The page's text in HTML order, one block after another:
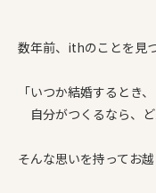
数年前、ithのことを見
「いつか結婚するとき、
自分がつくるなら、ど
そんな思いを持ってお